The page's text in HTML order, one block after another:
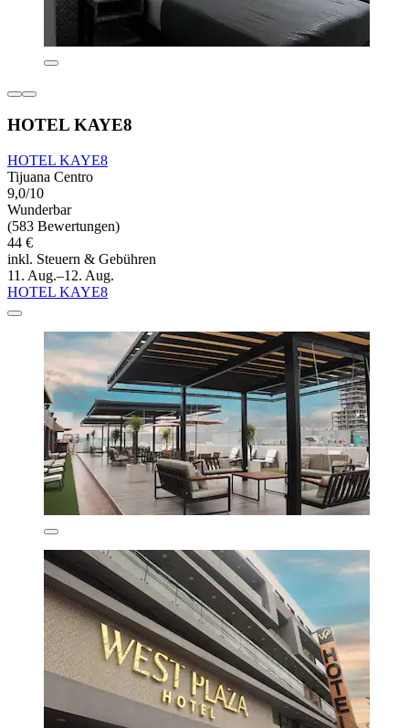
HOTEL KAYE8
HOTEL KAYE8
Tijuana Centro
9,0/10
Wunderbar
(583 Bewertungen)
44 €
inkl. Steuern & Gebühren
11. Aug.–12. Aug.
HOTEL KAYE8